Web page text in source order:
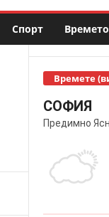
Спорт Времето
Времете
СОФИЯ
Предимно